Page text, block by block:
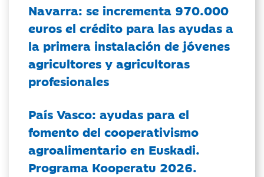
Navarra: se incrementa 970.000
euros el crédito para las ayudas a
la primera instalación de jóvenes
agricultores y agricultoras
profesionales
País Vasco: ayudas para el
fomento del cooperativismo
agroalimentario en Euskadi.
Programa Kooperatu 2026.